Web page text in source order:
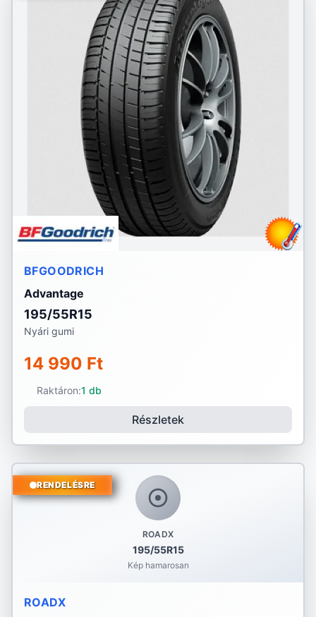
BFGOODRICH
Advantage
195/55R15
Nyári gumi
14 990 Ft
Raktáron:1 db
Részletek
ROADX
195/55R15
Kép hamarosan
RENDELÉSRE
ROADX